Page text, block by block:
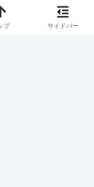
プ サイドバー